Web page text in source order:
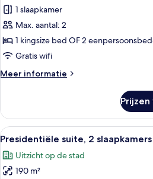
kamer
laden
1 slaapkamer
Max. aantal: 2
1 kingsize bed OF 2
Gratis wifi
Meer informatie
Meer
kamer
Alle
foto's
voor
Presidentiële
21
Presidentiële suite, 2
Uitzicht op de stad
190 m²